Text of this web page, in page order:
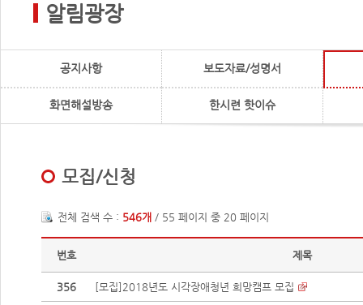
알림광장
공지사항 보도자료/성명서
화면해설방송 한시련 핫이슈
모집/신청
전체 검색 수 : 546개 / 55 페이지 중 20 페이지
번호 제목
356 [모집]2018년도 시각장애청년 희망캠프 모집